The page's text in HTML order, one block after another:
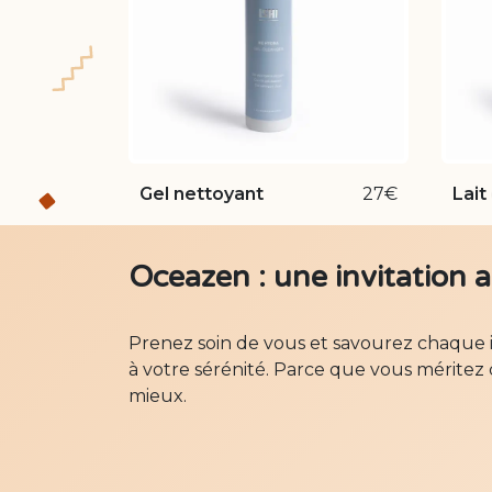
Gel nettoyant 27€ Lait
Oceazen : une invitation
Prenez soin de vous et savourez
à votre sérénité. Parce que vous méritez
mieux.